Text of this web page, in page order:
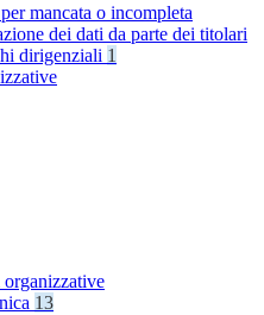
mancata o incompleta
dei dati da parte dei titolari
dirigenziali 1
13